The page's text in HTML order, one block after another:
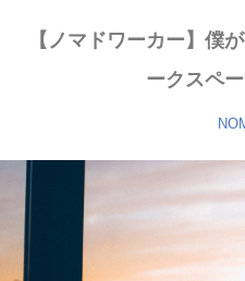
【ノマドワーカー】僕
ークスペー